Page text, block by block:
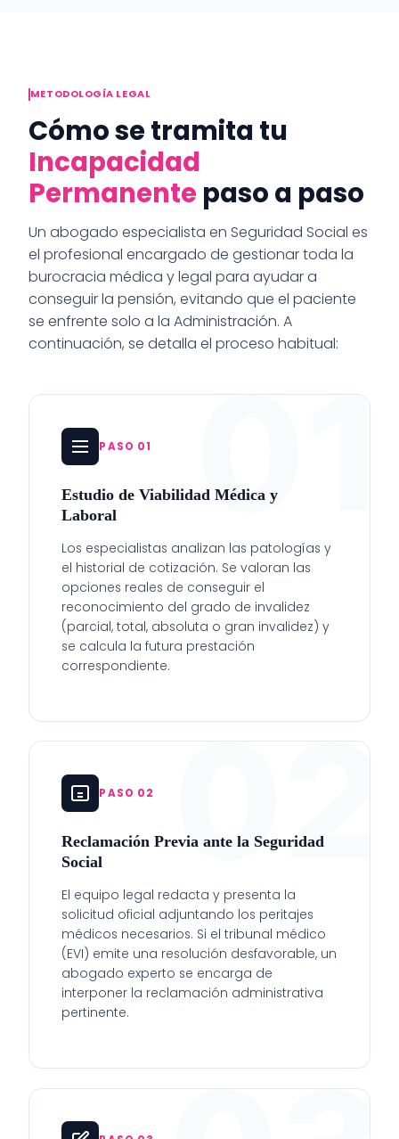
METODOLOGÍA LEGAL
Cómo se tramita tu
Incapacidad
Permanente paso a paso
Un abogado especialista en Seguridad Social es
el profesional encargado de gestionar toda la
burocracia médica y legal para ayudar a
conseguir la pensión, evitando que el paciente
se enfrente solo a la Administración. A
continuación, se detalla el proceso habitual:
01
PASO 01
Estudio de Viabilidad Médica y
Laboral
Los especialistas analizan las patologías y
el historial de cotización. Se valoran las
opciones reales de conseguir el
reconocimiento del grado de invalidez
(parcial, total, absoluta o gran invalidez) y
se calcula la futura prestación
correspondiente.
02
PASO 02
Reclamación Previa ante la Seguridad
Social
El equipo legal redacta y presenta la
solicitud oficial adjuntando los peritajes
médicos necesarios. Si el tribunal médico
(EVI) emite una resolución desfavorable, un
abogado experto se encarga de
interponer la reclamación administrativa
pertinente.